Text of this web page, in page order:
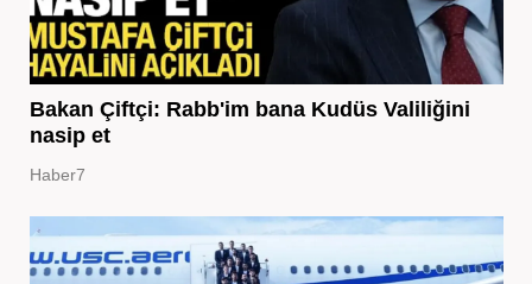
Bakan Çiftçi: Rabb'im bana Kudüs Valiliğini
nasip et
Haber7